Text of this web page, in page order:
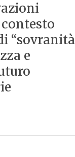
“sovranità
e